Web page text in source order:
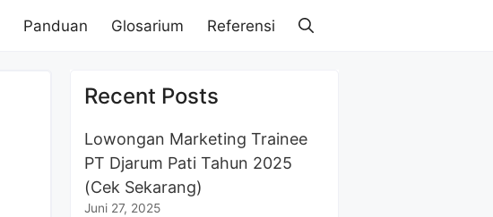
Panduan Glosarium Referensi
Recent Posts
Lowongan Marketing Trainee
PT Djarum Pati Tahun 2025
(Cek Sekarang)
Juni 27, 2025